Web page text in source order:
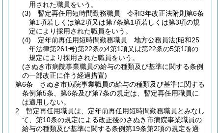
用された職員をいう。
(3)
暫定再任用短時間勤務職員 令和3年改正法附則第6条
第1項若しくは第2項又は第7条第1項若しくは第3項の規
定により採用された職員をいう。
(4)
定年前再任用短時間勤務職員 地方公務員法(昭和25
年法律第261号)第22条の4第1項又は第22条の5第1項の
規定により採用された職員をいう。
(さぬき市病院事業職員の給与の種類及び基準に関する条例
の一部改正に伴う経過措置)
第6条
さぬき市病院事業職員の給与の種類及び基準に関する
条例第5条、第6条及び第7条の規定は、暫定再任用職員に
は適用しない。
2
暫定再任用職員は、定年前再任用短時間勤務職員とみなし
て、第10条の規定による改正後のさぬき市病院事業職員の
給与の種類及び基準に関する条例第19条第2項の規定を適